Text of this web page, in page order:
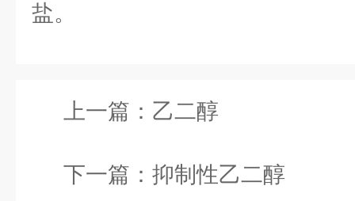
盐。
上一篇： 乙二醇
下一篇： 抑制性乙二醇